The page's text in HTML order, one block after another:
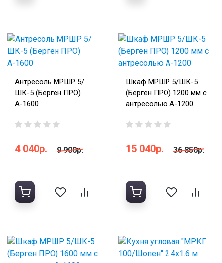
Антресоль МРШР 5/
ШК-5 (Берген ПРО)
А-1600
4 040р. 9 900р.
Шкаф МРШР 5/ШК-5
(Берген ПРО) 1200 мм с
антресолью А-1200
15 040р. 36 850р.